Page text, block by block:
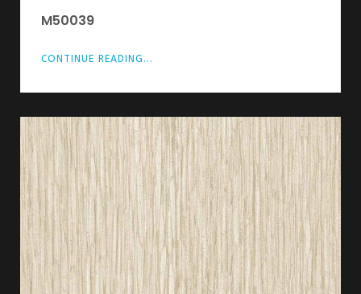
M50039
CONTINUE READING...